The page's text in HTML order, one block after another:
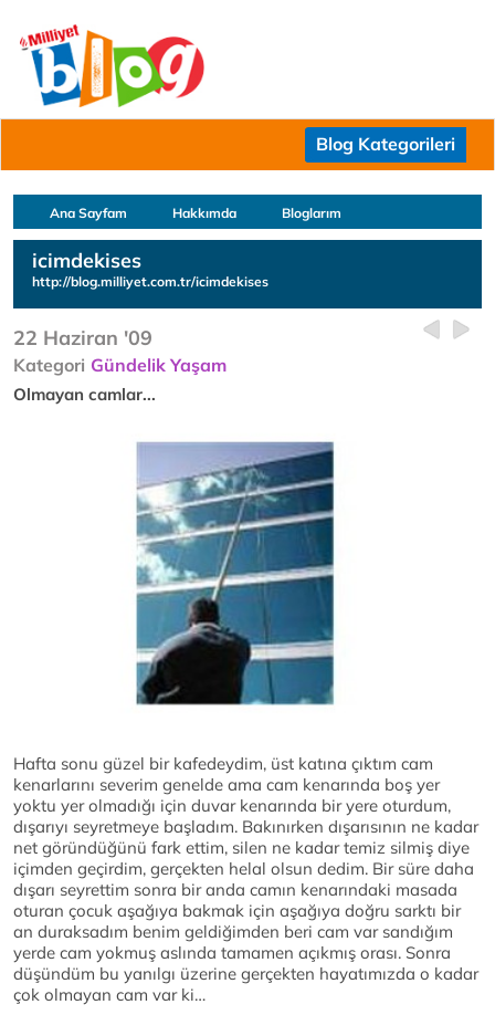
Blog Kategorileri
Ana Sayfam Hakkımda Bloglarım
icimdekises
http://blog.milliyet.com.tr/icimdekises
22 Haziran '09
Kategori Gündelik Yaşam
Olmayan camlar...
Hafta sonu güzel bir kafedeydim, üst katına çıktım cam
kenarlarını severim genelde ama cam kenarında boş yer
yoktu yer olmadığı için duvar kenarında bir yere oturdum,
dışarıyı seyretmeye başladım. Bakınırken dışarısının ne kadar
net göründüğünü fark ettim, silen ne kadar temiz silmiş diye
içimden geçirdim, gerçekten helal olsun dedim. Bir süre daha
dışarı seyrettim sonra bir anda camın kenarındaki masada
oturan çocuk aşağıya bakmak için aşağıya doğru sarktı bir
an duraksadım benim geldiğimden beri cam var sandığım
yerde cam yokmuş aslında tamamen açıkmış orası. Sonra
düşündüm bu yanılgı üzerine gerçekten hayatımızda o kadar
çok olmayan cam var ki…